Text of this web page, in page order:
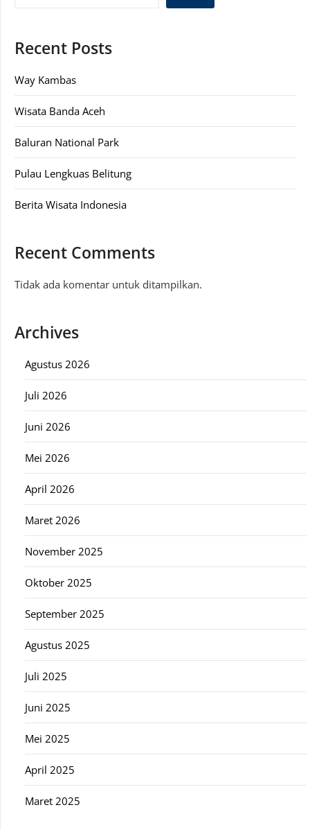
Recent Posts
Way Kambas
Wisata Banda Aceh
Baluran National Park
Pulau Lengkuas Belitung
Berita Wisata Indonesia
Recent Comments
Tidak ada komentar untuk ditampilkan.
Archives
Agustus 2026
Juli 2026
Juni 2026
Mei 2026
April 2026
Maret 2026
November 2025
Oktober 2025
September 2025
Agustus 2025
Juli 2025
Juni 2025
Mei 2025
April 2025
Maret 2025